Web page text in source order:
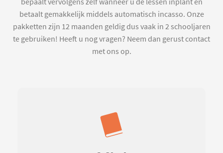
bepaalt vervolgens zelf wanneer u de lessen inplant en
betaalt gemakkelijk middels automatisch incasso. Onze
pakketten zijn 12 maanden geldig dus vaak in 2 schooljaren
te gebruiken! Heeft u nog vragen? Neem dan gerust contact
met ons op.